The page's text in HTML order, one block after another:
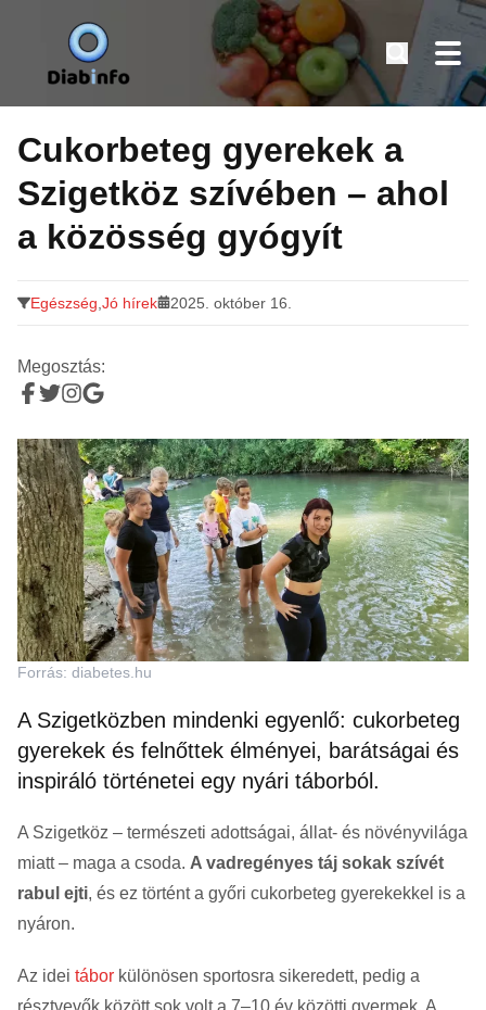
Tovább
tartalomra
Diabinfo.hu – Információk cukorbetegeknek
Cukorbeteg gyerekek a
Szigetköz szívében – ahol
a közösség gyógyít
Egészség Jó hírek 2025. október 16.
Megosztás:
Forrás: diabetes.hu
A Szigetközben mindenki egyenlő: cukorbeteg
gyerekek és felnőttek élményei, barátságai és
inspiráló történetei egy nyári táborból.
A Szigetköz – természeti adottságai, állat- és növényvilága
miatt – maga a csoda. A vadregényes táj sokak szívét
rabul ejti, és ez történt a győri cukorbeteg gyerekekkel is a
nyáron.
Az idei tábor különösen sportosra sikeredett, pedig a
résztvevők között sok volt a 7–10 év közötti gyermek. A